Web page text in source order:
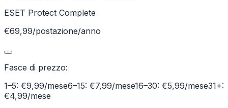
ESET Protect Complete
€69,99/postazione/anno
Fasce di prezzo:
1–5: €9,99/mese6–15: €7,99/mese16–30: €5,99/mese31+:
€4,99/mese